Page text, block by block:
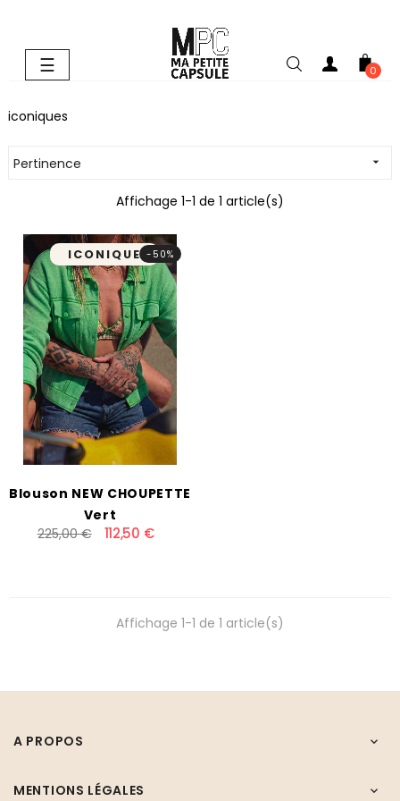
Basculer
la
☰ 0
iconiques
Pertinence 
Affichage 1-1 de 1 article(s)
ICONIQUE -50%
Blouson NEW CHOUPETTE
Vert
225,00 €
112,50 €
Affichage 1-1 de 1 article(s)
A PROPOS 
MENTIONS LÉGALES 